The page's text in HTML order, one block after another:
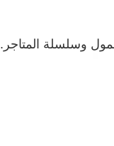
وسلسلة المتاجر.